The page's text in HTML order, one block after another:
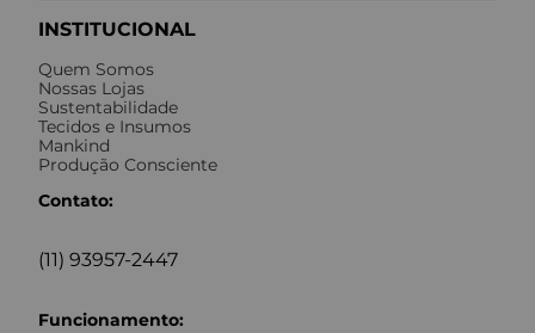
INSTITUCIONAL
Quem Somos
Nossas Lojas
Sustentabilidade
Tecidos e Insumos
Mankind
Produção Consciente
Contato:
(11) 93957-2447
Funcionamento: